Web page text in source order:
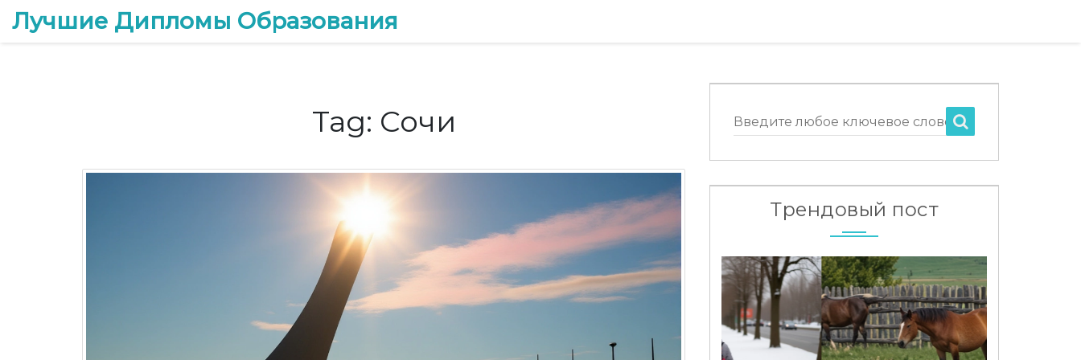
Лучшие Дипломы Образования
Tag: Сочи Введите любое ключевое слово
Трендовый пост